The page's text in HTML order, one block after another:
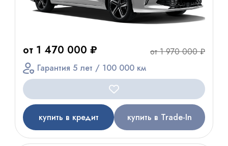
от 1 470 000 ₽
от 1 970 000 ₽
Гарантия 5 лет / 100 000 км
купить в кредит купить в Trade-In